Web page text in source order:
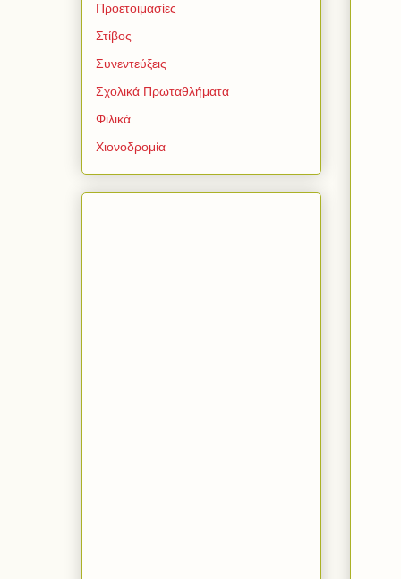
Προετοιμασίες
Στίβος
Συνεντεύξεις
Σχολικά Πρωταθλήματα
Φιλικά
Χιονοδρομία